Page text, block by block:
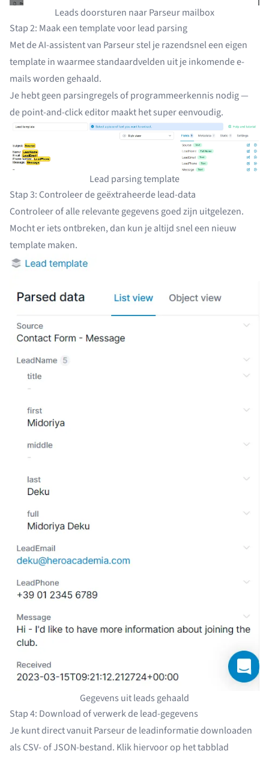
Leads doorsturen naar Parseur mailbox
Stap 2: Maak een template voor lead parsing
Met de AI-assistent van Parseur stel je razendsnel een eigen
template in waarmee standaardvelden uit je inkomende e-
mails worden gehaald.
Je hebt geen parsingregels of programmeerkennis nodig —
depoint-and-click editormaakt het super eenvoudig.
Lead parsing template
Stap 3: Controleer de geëxtraheerde lead-data
Controleer of alle relevante gegevens goed zijn uitgelezen.
Mocht er iets ontbreken, dan kun je altijd snel een nieuw
template maken.
Gegevens uit leads gehaald
Stap 4: Download of verwerk de lead-gegevens
Je kunt direct vanuit Parseur de leadinformatie downloaden
als CSV- of JSON-bestand. Klik hiervoor op het tabblad